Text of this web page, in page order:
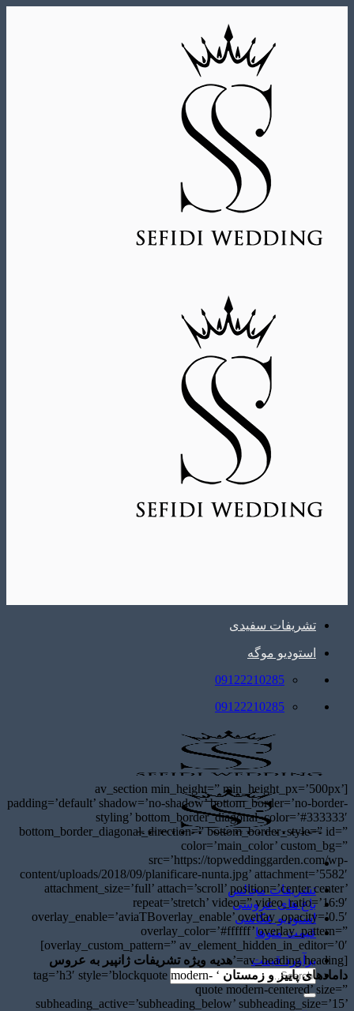
تشریفات سفیدی
استودیو موگه
09122210285
09122210285
تشریفات مجالس
باغ های عروسی
استودیو عکاسی
قیمت منوها
برآورد قیمت
[av_section min_height=” min_height_px=’500px’
padding=’default’ shadow=’no-shadow’ bottom_border=’no-border-
styling’ bottom_border_diagonal_color=’#333333′
bottom_border_diagonal_direction=” bottom_border_style=” id=”
color=’main_color’ custom_bg=”
src=’https://topweddinggarden.com/wp-
content/uploads/2018/09/planificare-nunta.jpg’ attachment=’5582′
attachment_size=’full’ attach=’scroll’ position=’center center’
repeat=’stretch’ video=” video_ratio=’16:9′
overlay_enable=’aviaTBoverlay_enable’ overlay_opacity=’0.5′
overlay_color=’#ffffff’ overlay_pattern=”
overlay_custom_pattern=” av_element_hidden_in_editor=’0′]
[av_heading heading=’
هدیه ویژه تشریفات ژانپیر به عروس
دامادهای پاییز و زمستان
‘ tag=’h3′ style=’blockquote modern-
quote modern-centered’ size=”
subheading_active=’subheading_below’ subheading_size=’15’